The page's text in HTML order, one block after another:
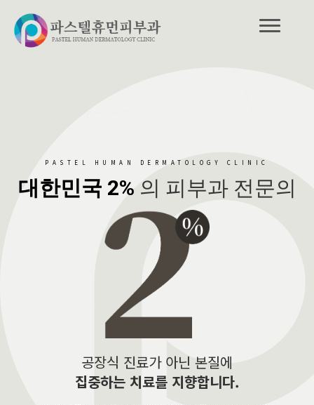
PASTEL HUMAN DERMATOLOGY CLINIC
대한민국 2% 의 피부과 전문의
공장식 진료가 아닌 본질에
집중하는 치료를 지향합니다.